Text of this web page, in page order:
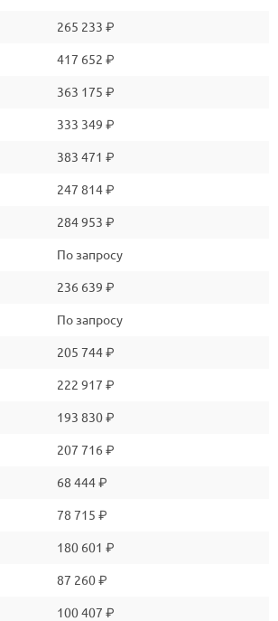
265 233 ₽
417 652 ₽
363 175 ₽
333 349 ₽
383 471 ₽
247 814 ₽
284 953 ₽
По запросу
236 639 ₽
По запросу
205 744 ₽
222 917 ₽
193 830 ₽
207 716 ₽
68 444 ₽
78 715 ₽
180 601 ₽
87 260 ₽
100 407 ₽